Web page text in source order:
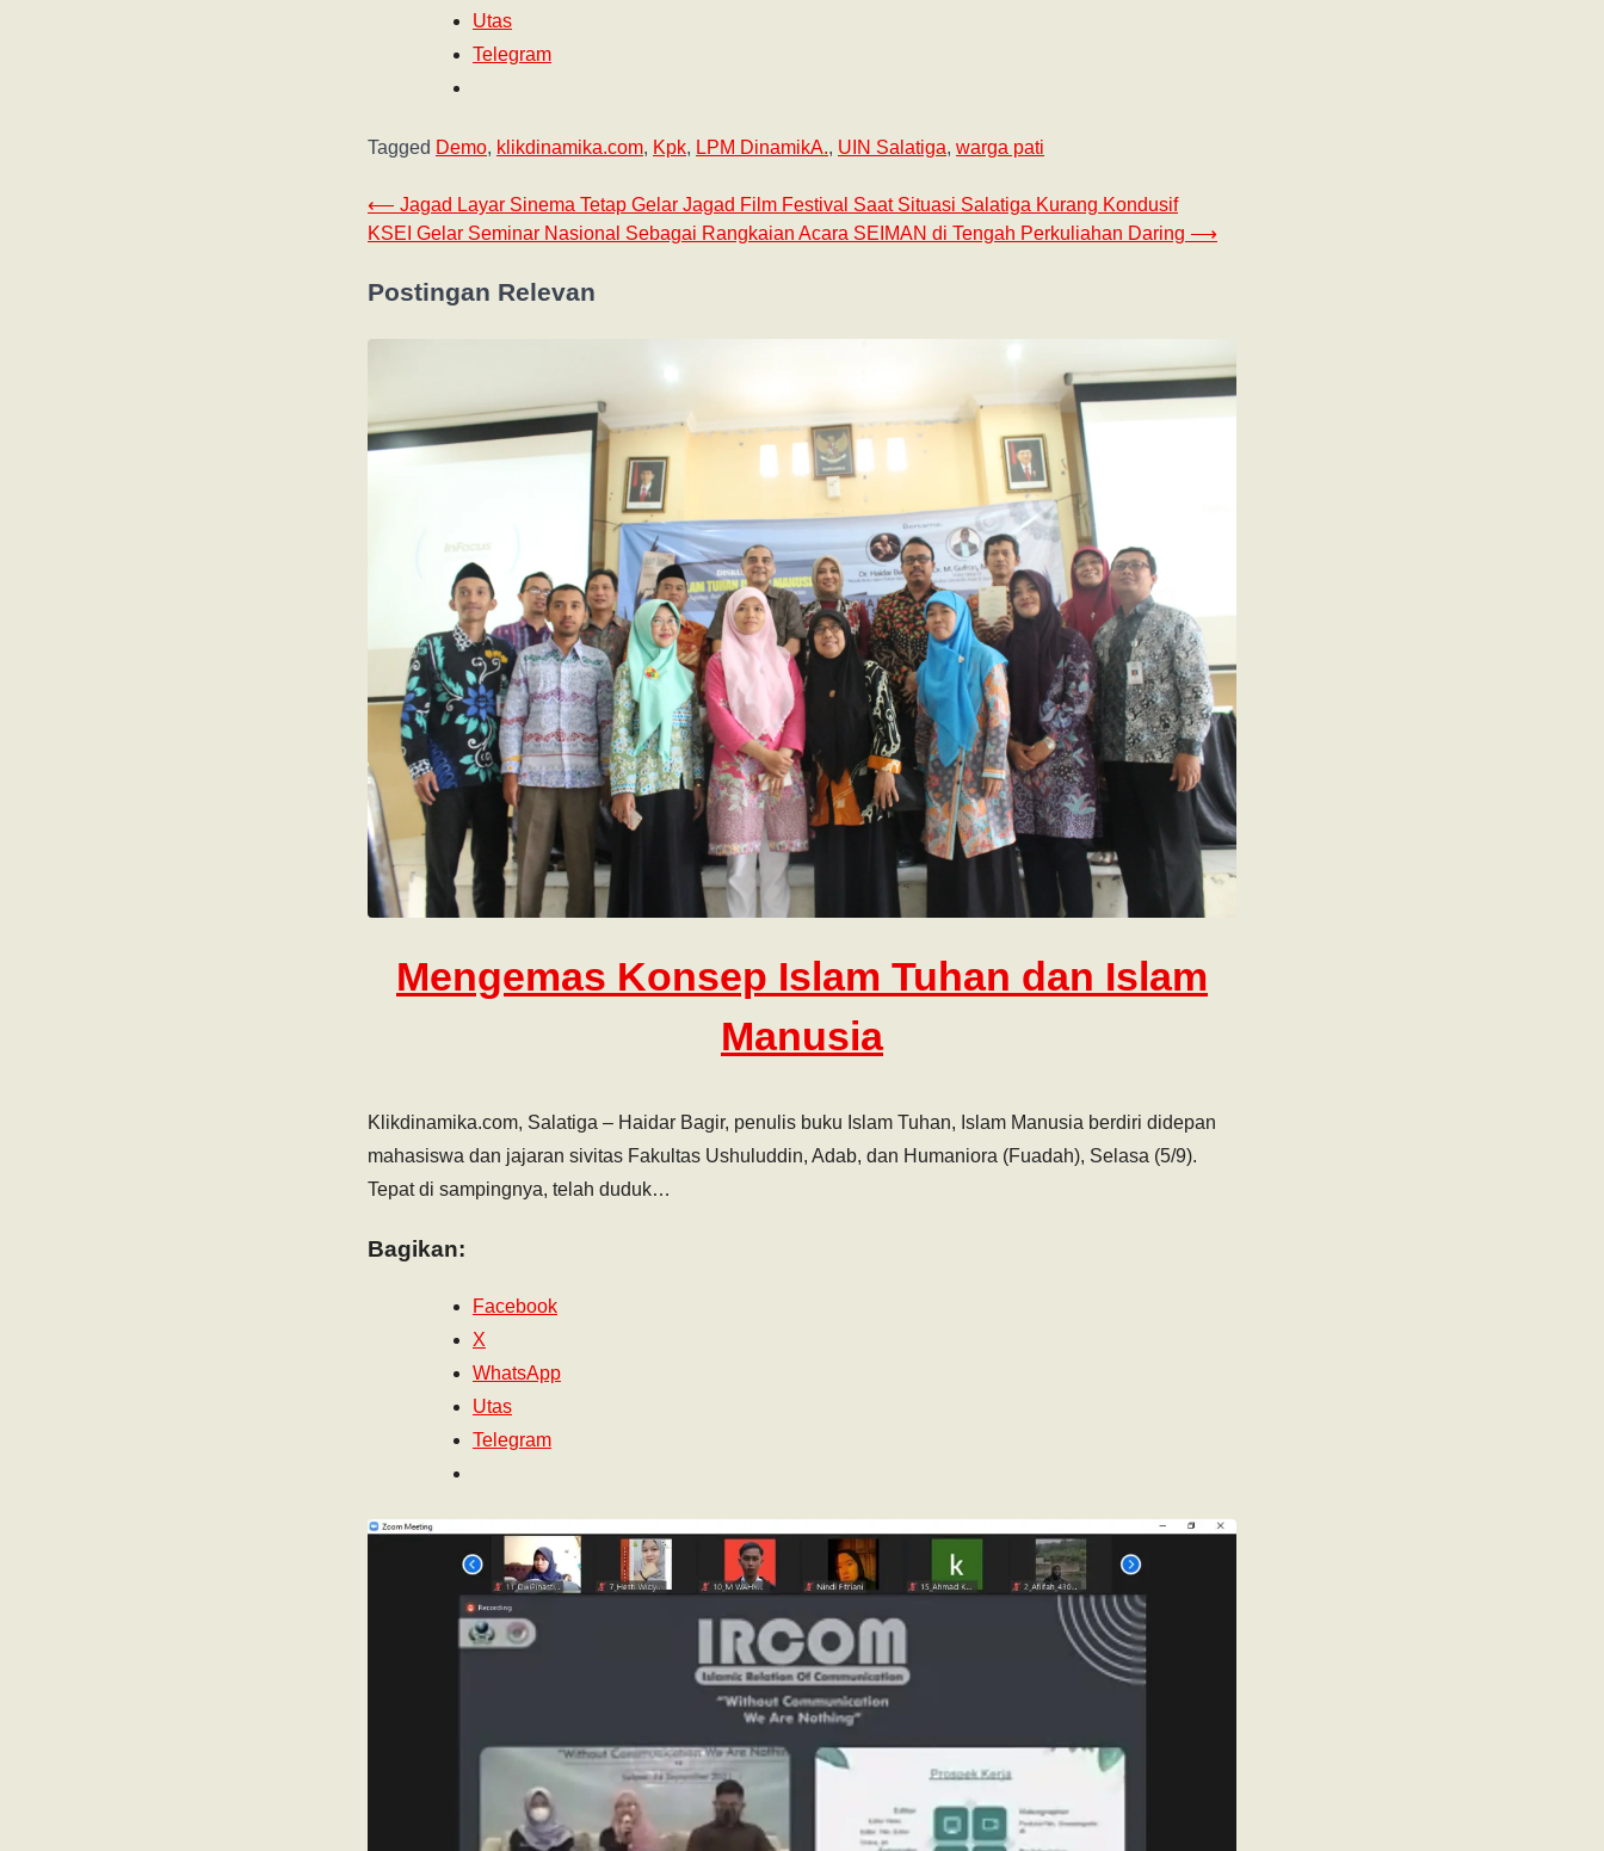
Utas
Telegram
Tagged Demo, klikdinamika.com, Kpk, LPM DinamikA., UIN Salatiga, warga pati
⟵ Jagad Layar Sinema Tetap Gelar Jagad Film Festival Saat Situasi Salatiga Kurang Kondusif‎
‎KSEI Gelar Seminar Nasional Sebagai Rangkaian Acara SEIMAN di Tengah Perkuliahan Daring‎ ⟶
Postingan Relevan
Mengemas Konsep Islam Tuhan dan Islam
Manusia
Klikdinamika.com, Salatiga – Haidar Bagir, penulis buku Islam Tuhan, Islam Manusia berdiri didepan
mahasiswa dan jajaran sivitas Fakultas Ushuluddin, Adab, dan Humaniora (Fuadah), Selasa (5/9).
Tepat di sampingnya, telah duduk…
Bagikan:
Facebook
X
WhatsApp
Utas
Telegram